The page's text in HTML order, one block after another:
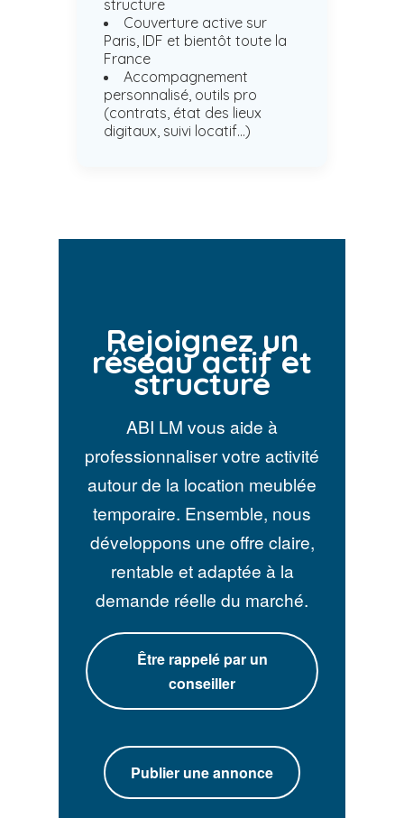
structure
Couverture active sur
Paris, IDF et bientôt toute la
France
Accompagnement
personnalisé, outils pro
(contrats, état des lieux
digitaux, suivi locatif...)
Rejoignez un
réseau actif et
structuré
ABI LM vous aide à
professionnaliser votre activité
autour de la location meublée
temporaire. Ensemble, nous
développons une offre claire,
rentable et adaptée à la
demande réelle du marché.
Être rappelé par un
conseiller
Publier une annonce